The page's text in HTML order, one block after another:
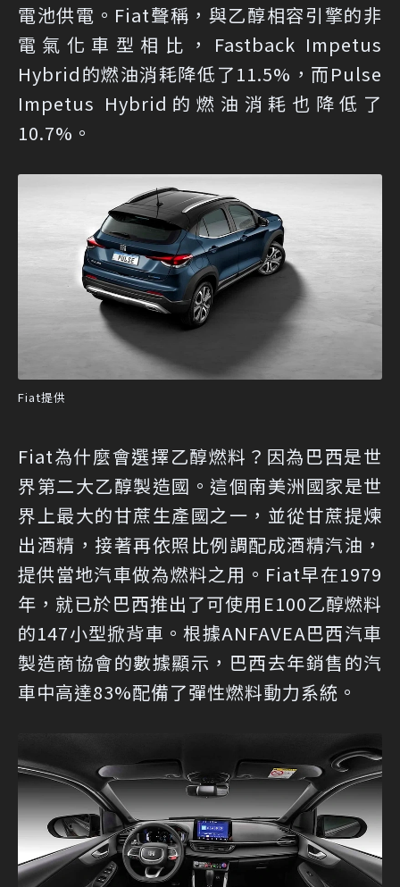
電池供電。Fiat聲稱，與乙醇相容引擎的非
電氣化車型相比，Fastback Impetus
Hybrid的燃油消耗降低了11.5%，而Pulse
Impetus Hybrid的燃油消耗也降低了
10.7%。
Fiat提供
Fiat為什麼會選擇乙醇燃料？因為巴西是世
界第二大乙醇製造國。這個南美洲國家是世
界上最大的甘蔗生產國之一，並從甘蔗提煉
出酒精，接著再依照比例調配成酒精汽油，
提供當地汽車做為燃料之用。Fiat早在1979
年，就已於巴西推出了可使用E100乙醇燃料
的147小型掀背車。根據ANFAVEA巴西汽車
製造商協會的數據顯示，巴西去年銷售的汽
車中高達83%配備了彈性燃料動力系統。